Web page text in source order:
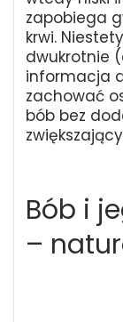
zapobiega
krwi.
dwukrotnie
informacja
zachować
bób bez
Bób i
–